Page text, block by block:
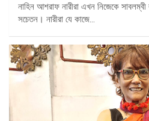
নাহিন আশরাফ নারীরা এখন নিজেকে
সচেতন। নারীরা যে কাজে…